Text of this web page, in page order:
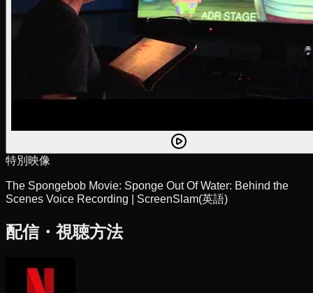
特別映像
The Spongebob Movie: Sponge Out Of Water: Behind the
Scenes Voice Recording | ScreenSlam(英語)
配信・視聴方法